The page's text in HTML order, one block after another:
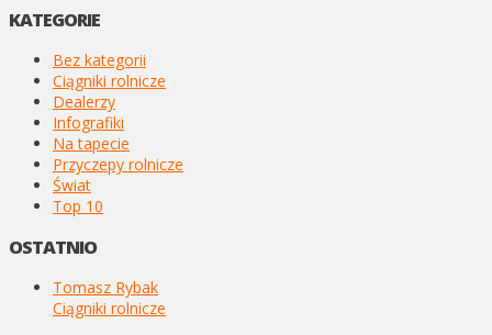
KATEGORIE
Bez kategorii
Ciągniki rolnicze
Dealerzy
Infografiki
Na tapecie
Przyczepy rolnicze
Świat
Top 10
OSTATNIO
Tomasz Rybak
Ciągniki rolnicze